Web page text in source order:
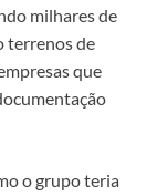
milhares de
terrenos de
que
o grupo teria